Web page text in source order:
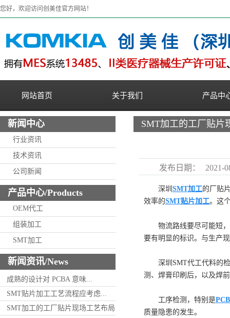
您好，欢迎访问创美佳官方网站！
网站首页 关于我们 产品中
新闻中心
行业资讯
技术资讯
公司新闻
产品中心/Products
OEM代工
组装加工
SMT加工
新闻资讯/News
成熟的设计对 PCBA 意味...
SMT贴片加工工艺流程应考虑...
SMT加工的工厂贴片现场工艺布局
SMT加工的工厂贴片
发布日期： 2021-
深圳 SMT加工的厂贴
效率的SMT贴片加工。这
物流路线要尽可能短，
要有明显的标识。与生产
深圳SMT代工代料的检
测、焊膏印刷后，以及焊
工序检测，特别是
质量隐患的发生。